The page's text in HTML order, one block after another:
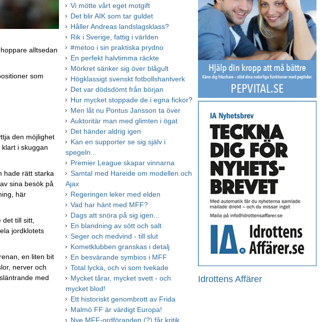
alltsedan
som
den möjlighet
i skuggan
hade rätt starka
sina besök på
här
till sitt,
jordklotets
en liten bit
nerver och
med
Idrottens Affärer
Vi mötte vårt eget motgift
Det blir AIK som tar guldet
Håller Andreas landslagsklass?
Rik i Sverige, fattig i världen
#metoo i sin praktiska prydno
En perfekt halvtimma räckte
Mörkret sänker sig över blågult
Högklassigt svenskt fotbollshantverk
Det var dödsdömt från början
Hur mycket stoppade de i egna fickor?
Men låt nu Pontus Jansson ta över
Auktoritär man med glimten i ögat
Det händer aldrig igen
Kan en supporter se sig själv i
spegeln...
Premier League skapar vinnarna
Samtal med Hareide om modellen och
Ajax
Regeringen leker med elden
Vad har hänt med MFF?
Dags att snöra på sig igen...
En blandning av sött och salt
Seger och medvind - till slut
Kometklubben granskas i detalj
En besvärande symbios i MFF
Total lycka, och vi som tvekade
Mycket tårar, mycket svett - och
mycket blod!
Ett historiskt genombrott av Frida
Malmö FF är värdigt Europa!
Nye MFF-ordföranden (?) får kritik